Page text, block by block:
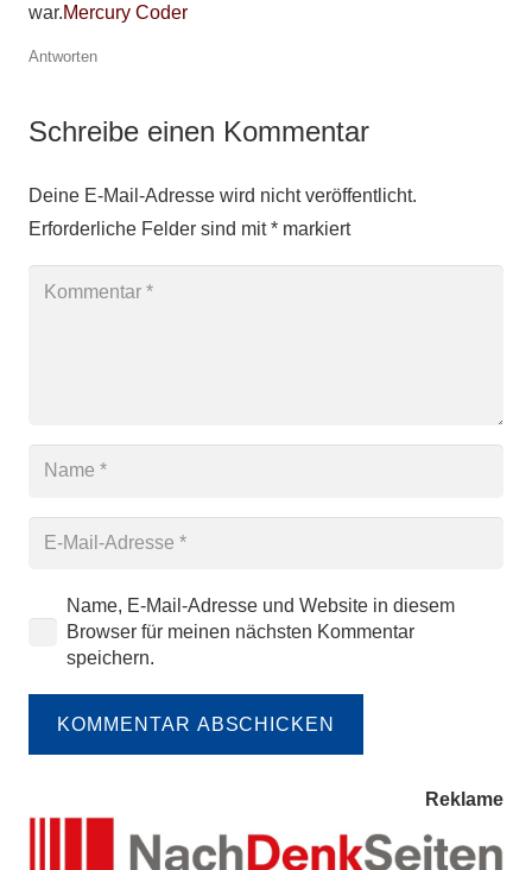
war.Mercury Coder
Antworten
Schreibe einen Kommentar
Deine E-Mail-Adresse wird nicht veröffentlicht.
Erforderliche Felder sind mit* markiert
Name, E-Mail-Adresse und Website in diesem
Browser für meinen nächsten Kommentar
speichern.
KOMMENTAR ABSCHICKEN
Reklame